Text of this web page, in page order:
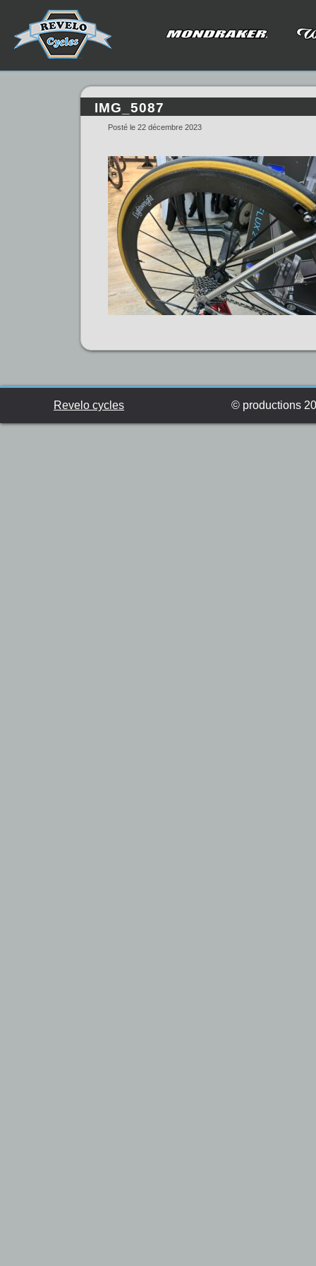
IMG_5087
Posté le 22 décembre 2023
Revelo cycles © productions